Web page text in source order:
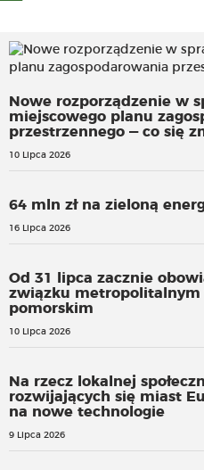
Nowe rozporządzenie w
miejscowego planu
przestrzennego — co się
10 Lipca 2026
64 mln zł na zieloną
16 Lipca 2026
Od 31 lipca zacznie
związku
pomorskim
10 Lipca 2026
Na rzecz lokalnej
rozwijających się miast
na nowe technologie
9 Lipca 2026